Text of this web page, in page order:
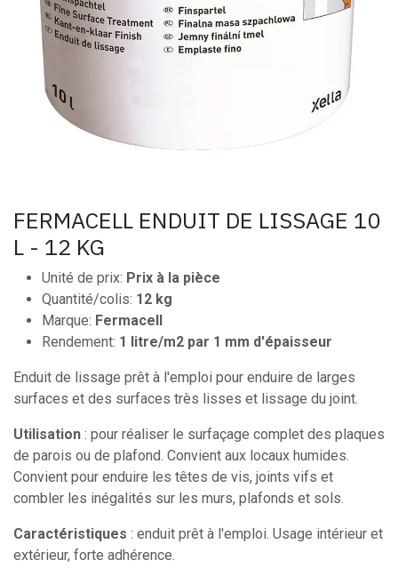
FERMACELL ENDUIT DE LISSAGE 10
L - 12 KG
Unité de prix: Prix à la pièce
Quantité/colis: 12 kg
Marque: Fermacell
Rendement: 1 litre/m2 par 1 mm d'épaisseur
Enduit de lissage prêt à l'emploi pour enduire de larges
surfaces et des surfaces très lisses et lissage du joint.
Utilisation : pour réaliser le surfaçage complet des plaques
de parois ou de plafond. Convient aux locaux humides.
Convient pour enduire les têtes de vis, joints vifs et
combler les inégalités sur les murs, plafonds et sols.
Caractéristiques : enduit prêt à l'emploi. Usage intérieur et
extérieur, forte adhérence.